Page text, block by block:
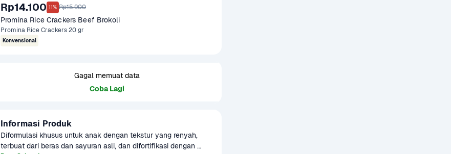
Rp14.100 11% Rp15.900
Promina Rice Crackers Beef Brokoli
Promina Rice Crackers 20 gr
Konvensional
Gagal memuat data
Coba Lagi
Informasi Produk
Diformulasi khusus untuk anak dengan tekstur yang renyah,
terbuat dari beras dan sayuran asli, dan difortifikasi dengan